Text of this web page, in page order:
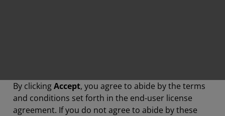
By clickingAccept, you agree to abide by the terms
and conditions set forth in the end-user license
agreement. If you do not agree to abide by these